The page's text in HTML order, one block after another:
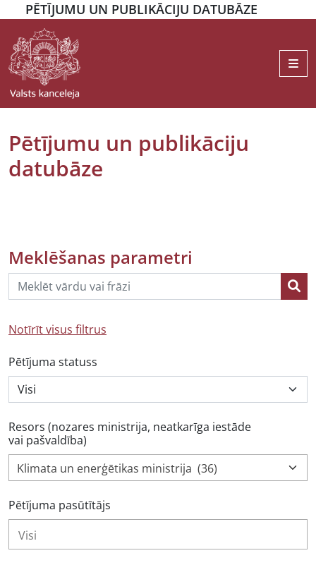
PĒTĪJUMU UN PUBLIKĀCIJU DATUBĀZE
Pētījumu un publikāciju
datubāze
Meklēšanas parametri
Notīrīt visus filtrus
Pētījuma statuss
Resors (nozares ministrija, neatkarīga iestāde
vai pašvaldība)
Klimata un enerģētikas ministrija (36)
Pētījuma pasūtītājs